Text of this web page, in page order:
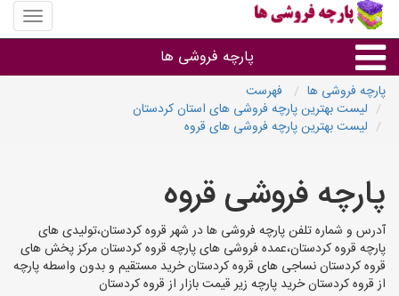
منوی
سایت
فروشی
پارچه فروشی ها
پارچه براساس جنس
پارچه فروشی های هر شهر
پارچه فروشی ها
فهرست
لیست بهترین پارچه فروشی های استان کردستان
لیست بهترین پارچه فروشی های قروه
پارچه فروشی قروه
آدرس و شماره تلفن پارچه فروشی ها در شهر قروه کردستان،تولیدی های
پارچه قروه کردستان،عمده فروشی های پارچه قروه کردستان مرکز پخش های
قروه کردستان نساجی های قروه کردستان خرید مستقیم و بدون واسطه پارچه
از قروه کردستان خرید پارچه زیر قیمت بازار از قروه کردستان